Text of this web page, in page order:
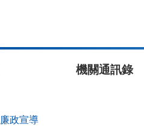
機關通訊錄
廉政宣導